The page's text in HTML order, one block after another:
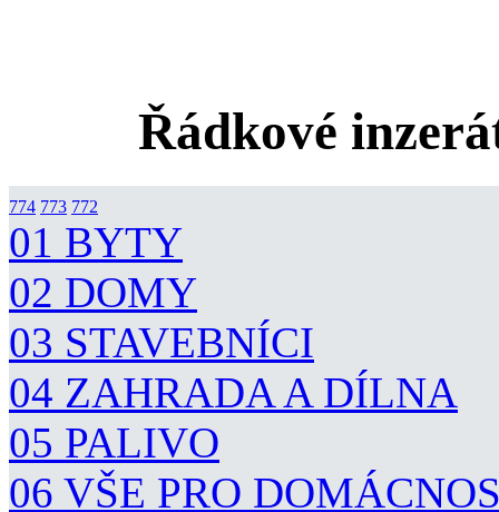
Řádkové
774 773 772
01 BYTY
02 DOMY
03 STAVEBNÍCI
04 ZAHRADA A DÍLNA
05 PALIVO
06 VŠE PRO